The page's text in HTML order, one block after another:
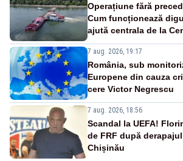
Operațiune fără
Cum funcționează
ajută centrala de la
7 aug. 2026, 19:17
România, sub
Europene din cauza
cere Victor Negrescu
7 aug. 2026, 18:56
Scandal la UEFA!
de FRF după
Chișinău